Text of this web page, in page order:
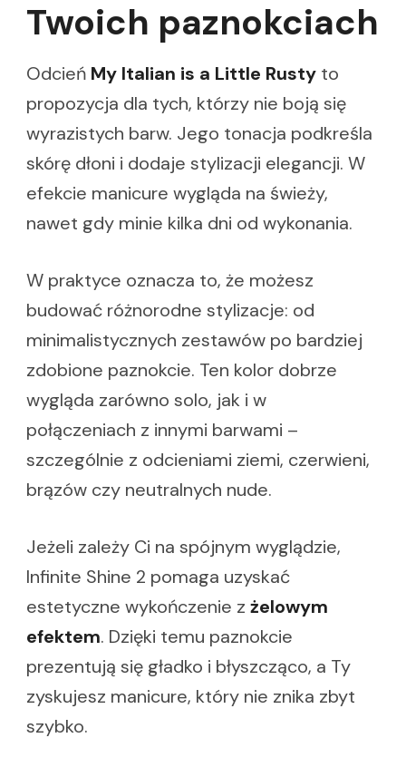
Twoich paznokciach
Odcień My Italian is a Little Rusty to
propozycja dla tych, którzy nie boją się
wyrazistych barw. Jego tonacja podkreśla
skórę dłoni i dodaje stylizacji elegancji. W
efekcie manicure wygląda na świeży,
nawet gdy minie kilka dni od wykonania.
W praktyce oznacza to, że możesz
budować różnorodne stylizacje: od
minimalistycznych zestawów po bardziej
zdobione paznokcie. Ten kolor dobrze
wygląda zarówno solo, jak i w
połączeniach z innymi barwami –
szczególnie z odcieniami ziemi, czerwieni,
brązów czy neutralnych nude.
Jeżeli zależy Ci na spójnym wyglądzie,
Infinite Shine 2 pomaga uzyskać
estetyczne wykończenie z żelowym
efektem. Dzięki temu paznokcie
prezentują się gładko i błyszcząco, a Ty
zyskujesz manicure, który nie znika zbyt
szybko.